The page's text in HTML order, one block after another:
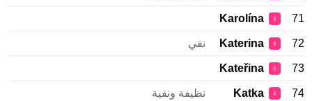
71
♀
Karolína
72
♀
Katerina نقي
73
♀
Kateřina
74
♀
Katka نظيفة ونقية